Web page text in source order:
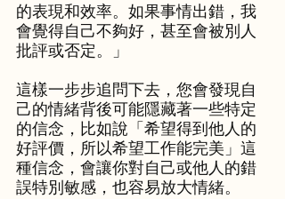
的表現和效率。如果事情出錯，我
會覺得自己不夠好，甚至會被別人
批評或否定。」
這樣一步步追問下去，您會發現自
己的情緒背後可能隱藏著一些特定
的信念，比如說「希望得到他人的
好評價，所以希望工作能完美」這
種信念，會讓你對自己或他人的錯
誤特別敏感，也容易放大情緒。